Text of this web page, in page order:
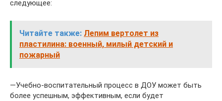
следующее:
Читайте также: Лепим вертолет из
пластилина: военный, милый детский и
пожарный
—Учебно-воспитательный процесс в ДОУ может быть
более успешным, эффективным, если будет